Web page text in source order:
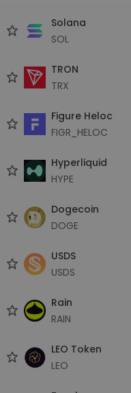
Solana
SOL
TRON
TRX
Figure Heloc
FIGR_HELOC
Hyperliquid
HYPE
Dogecoin
DOGE
USDS
USDS
Rain
RAIN
LEO Token
LEO